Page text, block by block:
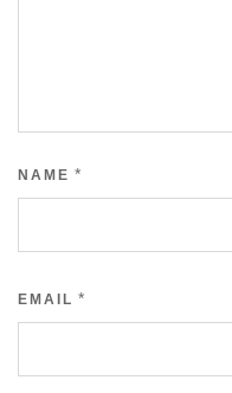
NAME *
EMAIL *